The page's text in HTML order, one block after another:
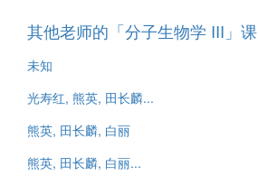
其他老师的「分子生物学 III」课
未知
光寿红, 熊英, 田长麟...
熊英, 田长麟, 白丽
熊英, 田长麟, 白丽...